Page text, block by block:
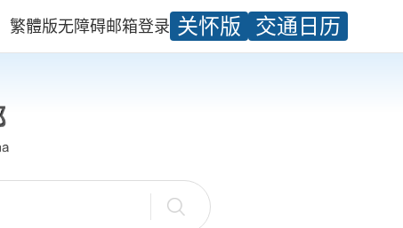
繁體版无障碍邮箱登录 关怀版 交通日历